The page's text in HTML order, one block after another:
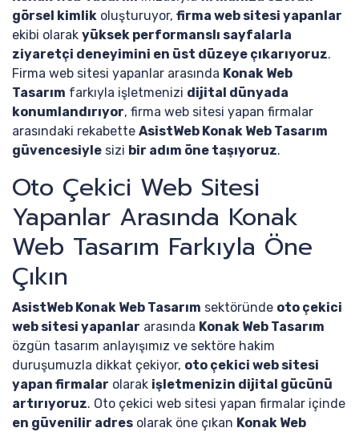
görsel kimlik oluşturuyor, firma web sitesi yapanlar
ekibi olarak yüksek performanslı sayfalarla
ziyaretçi deneyimini en üst düzeye çıkarıyoruz.
Firma web sitesi yapanlar arasında Konak Web
Tasarım farkıyla işletmenizi dijital dünyada
konumlandırıyor, firma web sitesi yapan firmalar
arasındaki rekabette AsistWeb Konak Web Tasarım
güvencesiyle sizi bir adım öne taşıyoruz.
Oto Çekici Web Sitesi
Yapanlar Arasında Konak
Web Tasarım Farkıyla Öne
Çıkın
AsistWeb Konak Web Tasarım sektöründe oto çekici
web sitesi yapanlar arasında Konak Web Tasarım
özgün tasarım anlayışımız ve sektöre hakim
duruşumuzla dikkat çekiyor, oto çekici web sitesi
yapan firmalar olarak işletmenizin dijital gücünü
artırıyoruz. Oto çekici web sitesi yapan firmalar içinde
en güvenilir adres olarak öne çıkan Konak Web